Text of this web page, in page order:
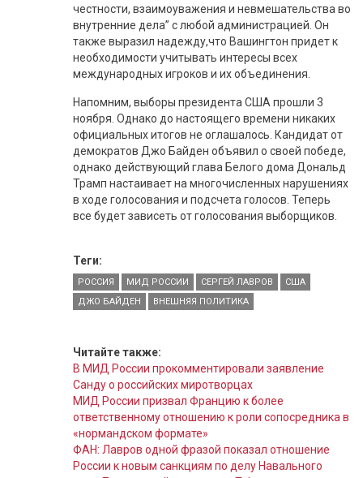
честности, взаимоуважения и невмешательства во
внутренние дела” с любой администрацией. Он
также выразил надежду,что Вашингтон придет к
необходимости учитывать интересы всех
международных игроков и их объединения.
Напомним, выборы президента США прошли 3
ноября. Однако до настоящего времени никаких
официальных итогов не оглашалось. Кандидат от
демократов Джо Байден объявил о своей победе,
однако действующий глава Белого дома Дональд
Трамп настаивает на многочисленных нарушениях
в ходе голосования и подсчета голосов. Теперь
все будет зависеть от голосования выборщиков.
Теги:
РОССИЯ МИД РОССИИ СЕРГЕЙ ЛАВРОВ
США
ДЖО БАЙДЕН
ВНЕШНЯЯ ПОЛИТИКА
Читайте также:
В МИД России прокомментировали заявление
Санду о российских миротворцах
МИД России призвал Францию к более
ответственному отношению к роли сопосредника в
«нормандском формате»
ФАН: Лавров одной фразой показал отношение
России к новым санкциям по делу Навального